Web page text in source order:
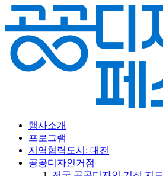
행사소개
프로그램
지역협력도시: 대전
공공디자인거점